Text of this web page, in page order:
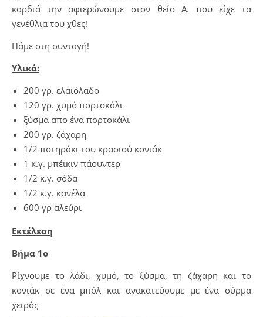
καρδιά την αφιερώνουμε στον θείο Α. που είχε τα
γενέθλια του χθες!
Πάμε στη συνταγή!
Υλικά:
200 γρ. ελαιόλαδο
120 γρ. χυμό πορτοκάλι
ξύσμα απο ένα πορτοκάλι
200 γρ. ζάχαρη
1/2 ποτηράκι του κρασιού κονιάκ
1 κ.γ. μπέικιν πάουντερ
1/2 κ.γ. σόδα
1/2 κ.γ. κανέλα
600 γρ αλεύρι
Εκτέλεση
Βήμα 1ο
Ρίχνουμε το λάδι, χυμό, το ξύσμα, τη ζάχαρη και το
κονιάκ σε ένα μπόλ και ανακατεύουμε με ένα σύρμα
χειρός